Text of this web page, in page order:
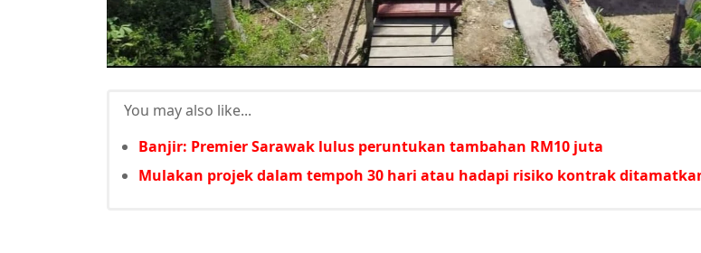
You may also like...
Banjir: Premier Sarawak lulus peruntukan tambahan RM10 juta
Mulakan projek dalam tempoh 30 hari atau hadapi risiko kontrak